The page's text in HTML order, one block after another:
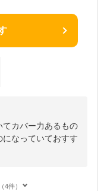
カバー力あるもの
なっていておすす
4件）